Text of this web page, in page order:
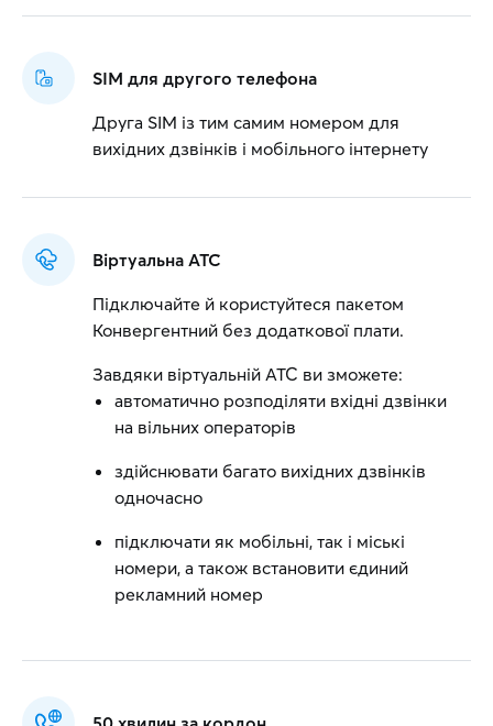
SIM для другого телефона
Друга SIM із тим самим номером для
вихідних дзвінків і мобільного інтернету
Віртуальна АТС
Підключайте й користуйтеся пакетом
Конвергентний без додаткової плати.
Завдяки віртуальній АТС ви зможете:
автоматично розподіляти вхідні дзвінки
на вільних операторів
здійснювати багато вихідних дзвінків
одночасно
підключати як мобільні, так і міські
номери, а також встановити єдиний
рекламний номер